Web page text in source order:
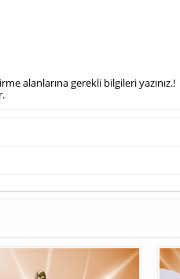
alanlarına gerekli bilgileri yazınız.!